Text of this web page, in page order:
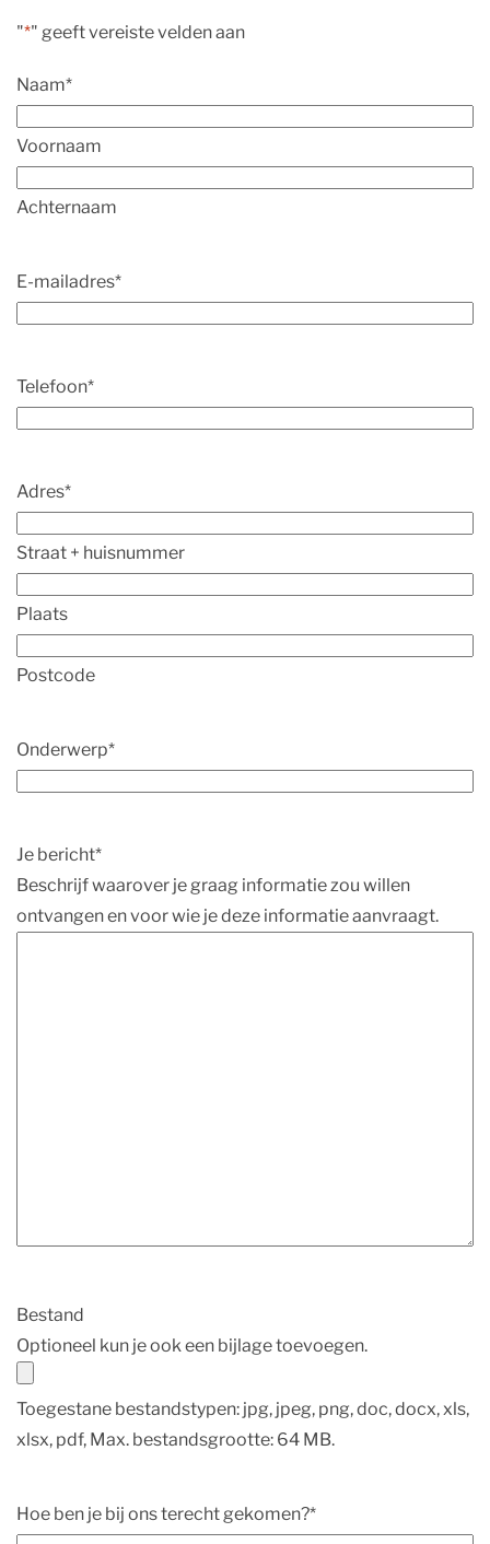
"*" geeft vereiste velden aan
Naam*
Voornaam
Achternaam
E-mailadres*
Telefoon*
Adres*
Straat + huisnummer
Plaats
Postcode
Onderwerp*
Je bericht*
Beschrijf waarover je graag informatie zou willen
ontvangen en voor wie je deze informatie aanvraagt.
Bestand
Optioneel kun je ook een bijlage toevoegen.
Toegestane bestandstypen: jpg, jpeg, png, doc, docx, xls,
xlsx, pdf, Max. bestandsgrootte: 64 MB.
Hoe ben je bij ons terecht gekomen?*